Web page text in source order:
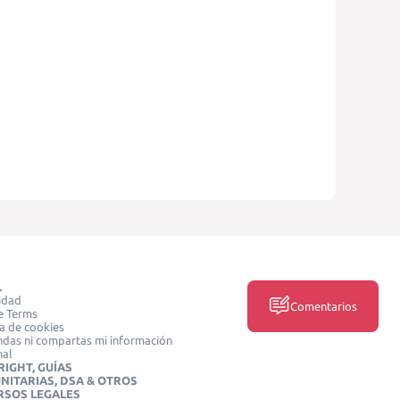
Terms
de cookies
ni compartas mi información
GUÍAS
DSA & OTROS
LEGALES
Comentarios